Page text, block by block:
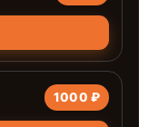
1000 ₽